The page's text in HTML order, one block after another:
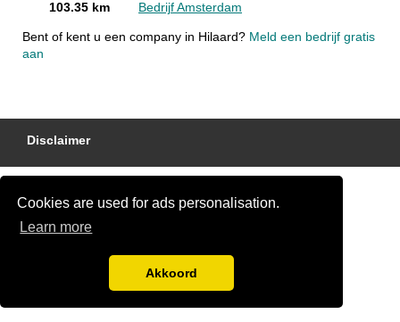
Cookies are used for ads personalisation.
Learn more
Akkoord
103.35 km Bedrijf Amsterdam
Bent of kent u een company in Hilaard? Meld een bedrijf gratis
aan
Disclaimer